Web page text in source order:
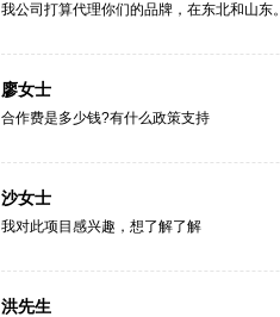
我公司打算代理你们的品牌，在东北和山东。
廖女士
合作费是多少钱?有什么政策支持
沙女士
我对此项目感兴趣，想了解了解
洪先生